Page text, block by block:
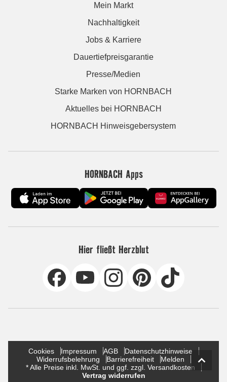
Mein Markt
Nachhaltigkeit
Jobs & Karriere
Dauertiefpreisgarantie
Presse/Medien
Starke Marken von HORNBACH
Aktuelles bei HORNBACH
HORNBACH Hinweisgebersystem
HORNBACH Apps
Hier fließt Herzblut
Cookies Impressum AGB
Datenschutzhinweise
Widerrufsbelehrung
Barrierefreiheit
Melden
* Alle Preise inkl. MwSt. und ggf. zzgl. Versandkosten
Vertrag widerrufen